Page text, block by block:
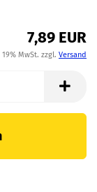
7,89 EUR
MwSt. zzgl. Versand